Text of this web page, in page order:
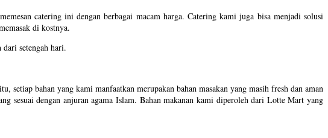
catering ini dengan berbagai macam harga. Catering kami juga bisa menjadi solusi
di kostnya.
setengah hari.
bahan yang kami manfaatkan merupakan bahan masakan yang masih fresh dan aman
sesuai dengan anjuran agama Islam. Bahan makanan kami diperoleh dari Lotte Mart yang